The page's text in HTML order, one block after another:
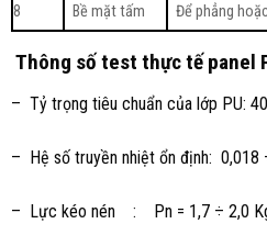
8
Bề mặt tấm Để phẳng
Thông số test thực tế panel
– Tỷ trọng tiêu chuẩn của lớp PU:
– Hệ số truyền nhiệt ổn định:
– Lực kéo nén : Pn = 1,7 ÷ 2,0